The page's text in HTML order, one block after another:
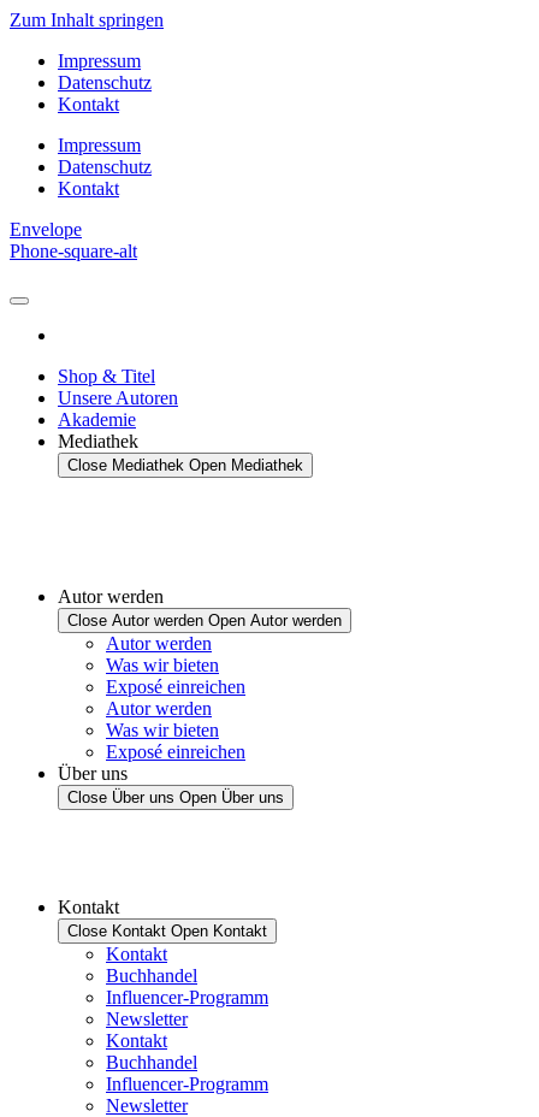
Zum Inhalt springen
Impressum
Datenschutz
Kontakt
Impressum
Datenschutz
Kontakt
Envelope
Phone-square-alt
Shop & Titel
Unsere Autoren
Akademie
Mediathek
Close Mediathek Open Mediathek
Autor werden
Close Autor werden Open Autor werden
Autor werden
Was wir bieten
Exposé einreichen
Autor werden
Was wir bieten
Exposé einreichen
Über uns
Close Über uns Open Über uns
Kontakt
Close Kontakt Open Kontakt
Kontakt
Buchhandel
Influencer-Programm
Newsletter
Kontakt
Buchhandel
Influencer-Programm
Newsletter